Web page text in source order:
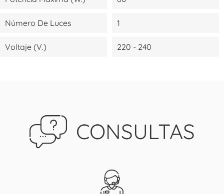
Número De Luces 1
Voltaje (V.) 220 - 240
CONSULTAS